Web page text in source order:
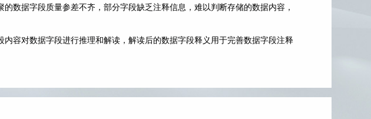
数据字段质量参差不齐，部分字段缺乏注释信息，难以判断存储的数据内容，
容对数据字段进行推理和解读，解读后的数据字段释义用于完善数据字段注释